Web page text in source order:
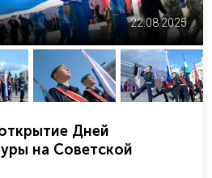
22.08.2025
Дней
на Советской